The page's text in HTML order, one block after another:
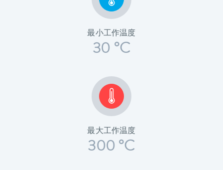
最小工作温度
30 °C
最大工作温度
300 °C